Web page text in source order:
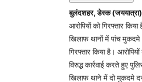
बुलंदशहर, डेस्क
आरोपियों को गिरफ्तार
खिलाफ थानों में पांच मुकदमे
गिरफ्तार किया है।
विरुद्ध कार्रवाई करते हुए
खिलाफ थाने में दो मुकदमे